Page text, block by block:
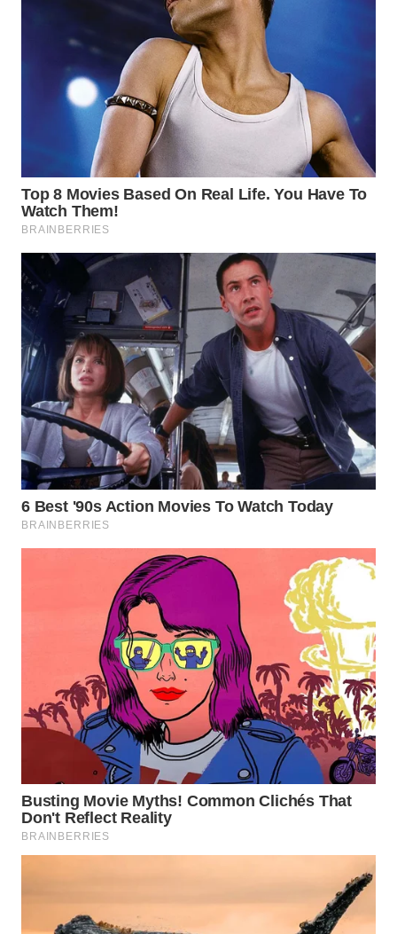
WN
KUNINGAN
MAJALENGKA
WN
SUBANG
SUKABUMI
WN
PURWAKARTA
WN
PRIANGAN
TIMUR
WN
SEMARANG
BOROBUDUR
WN
MADURA
WN
NATUNA